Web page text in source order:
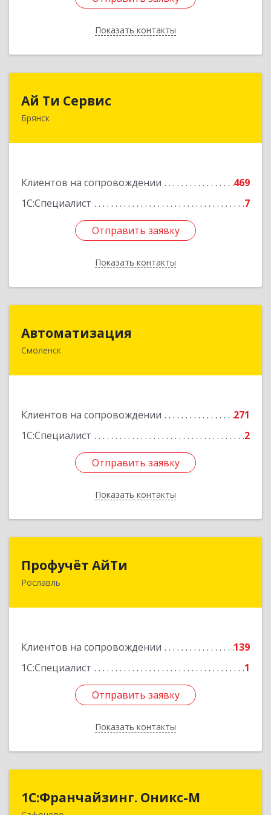
Показать контакты
Назад
Ай Ти Сервис
Брянск
Клиентов на сопровождении
469
1С:Специалист
7
Отправить заявку
Показать контакты
Отправить заявку
Назад
Автоматизация
Смоленск
Клиентов на сопровождении
271
1С:Специалист
2
Отправить заявку
Показать контакты
214019, Смоленская обл, Смоленск г, Марии
Отправить заявку
Назад
Профучёт АйТи
Рославль
Клиентов на сопровождении
139
1С:Специалист
1
Отправить заявку
Показать контакты
216500, Смоленская обл, Рославльский р-н,
Отправить заявку
Назад
1С:Франчайзинг. Оникс-М
1С:Франчайзинг. Оникс-М